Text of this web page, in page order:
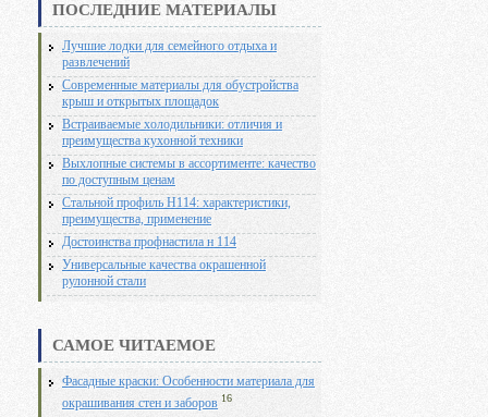
ПОСЛЕДНИЕ МАТЕРИАЛЫ
Лучшие лодки для семейного отдыха и
развлечений
Современные материалы для обустройства
крыш и открытых площадок
Встраиваемые холодильники: отличия и
преимущества кухонной техники
Выхлопные системы в ассортименте: качество
по доступным ценам
Стальной профиль Н114: характеристики,
преимущества, применение
Достоинства профнастила н 114
Универсальные качества окрашенной
рулонной стали
САМОЕ ЧИТАЕМОЕ
Фасадные краски: Особенности материала для
окрашивания стен и заборов 16